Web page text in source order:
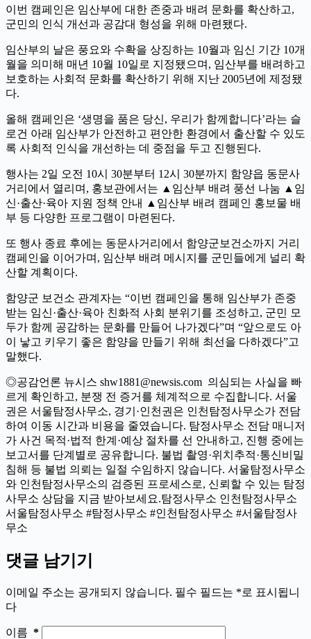
이번 캠페인은 임산부에 대한 존중과 배려 문화를 확산하고,
군민의 인식 개선과 공감대 형성을 위해 마련됐다.
임산부의 날은 풍요와 수확을 상징하는 10월과 임신 기간 10개
월을 의미해 매년 10월 10일로 지정됐으며, 임산부를 배려하고
보호하는 사회적 문화를 확산하기 위해 지난 2005년에 제정됐
다.
올해 캠페인은 ‘생명을 품은 당신, 우리가 함께합니다’라는 슬
로건 아래 임산부가 안전하고 편안한 환경에서 출산할 수 있도
록 사회적 인식을 개선하는 데 중점을 두고 진행된다.
행사는 2일 오전 10시 30분부터 12시 30분까지 함양읍 동문사
거리에서 열리며, 홍보관에서는 ▲임산부 배려 풍선 나눔 ▲임
신·출산·육아 지원 정책 안내 ▲임산부 배려 캠페인 홍보물 배
부 등 다양한 프로그램이 마련된다.
또 행사 종료 후에는 동문사거리에서 함양군보건소까지 거리
캠페인을 이어가며, 임산부 배려 메시지를 군민들에게 널리 확
산할 계획이다.
함양군 보건소 관계자는 “이번 캠페인을 통해 임산부가 존중
받는 임신·출산·육아 친화적 사회 분위기를 조성하고, 군민 모
두가 함께 공감하는 문화를 만들어 나가겠다”며 “앞으로도 아
이 낳고 키우기 좋은 함양을 만들기 위해 최선을 다하겠다”고
말했다.
◎공감언론 뉴시스 shw1881@newsis.com 의심되는 사실을 빠
르게 확인하고, 분쟁 전 증거를 체계적으로 수집합니다. 서울
권은 서울탐정사무소, 경기·인천권은 인천탐정사무소가 전담
하여 이동 시간과 비용을 줄였습니다. 탐정사무소 전담 매니저
가 사건 목적·법적 한계·예상 절차를 선 안내하고, 진행 중에는
보고서를 단계별로 공유합니다. 불법 촬영·위치추적·통신비밀
침해 등 불법 의뢰는 일절 수임하지 않습니다. 서울탐정사무소
와 인천탐정사무소의 검증된 프로세스로, 신뢰할 수 있는 탐정
사무소 상담을 지금 받아보세요.탐정사무소 인천탐정사무소
서울탐정사무소 #탐정사무소 #인천탐정사무소 #서울탐정사
무소
댓글 남기기
이메일 주소는 공개되지 않습니다. 필수 필드는 *로 표시됩니
다
이름 *